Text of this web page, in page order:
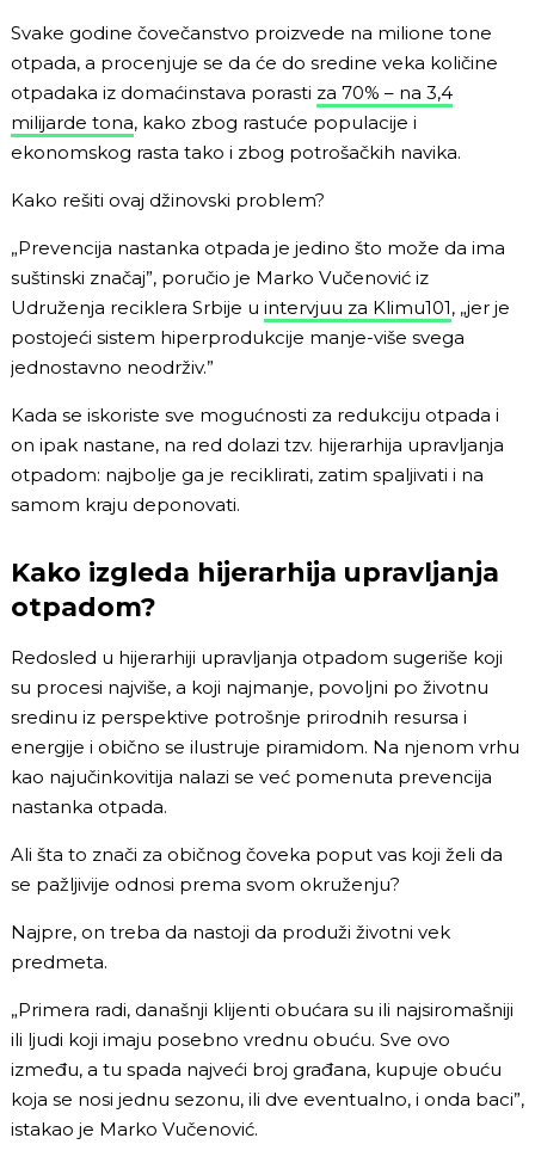
Svake godine čovečanstvo proizvede na milione tone
otpada, a procenjuje se da će do sredine veka količine
otpadaka iz domaćinstava porasti za 70% – na 3,4
milijarde tona, kako zbog rastuće populacije i
ekonomskog rasta tako i zbog potrošačkih navika.
Kako rešiti ovaj džinovski problem?
„Prevencija nastanka otpada je jedino što može da ima
suštinski značaj”, poručio je Marko Vučenović iz
Udruženja reciklera Srbije u intervjuu za Klimu101, „jer je
postojeći sistem hiperprodukcije manje-više svega
jednostavno neodrživ.”
Kada se iskoriste sve mogućnosti za redukciju otpada i
on ipak nastane, na red dolazi tzv. hijerarhija upravljanja
otpadom: najbolje ga je reciklirati, zatim spaljivati i na
samom kraju deponovati.
Kako izgleda hijerarhija upravljanja
otpadom?
Redosled u hijerarhiji upravljanja otpadom sugeriše koji
su procesi najviše, a koji najmanje, povoljni po životnu
sredinu iz perspektive potrošnje prirodnih resursa i
energije i obično se ilustruje piramidom. Na njenom vrhu
kao najučinkovitija nalazi se već pomenuta prevencija
nastanka otpada.
Ali šta to znači za običnog čoveka poput vas koji želi da
se pažljivije odnosi prema svom okruženju?
Najpre, on treba da nastoji da produži životni vek
predmeta.
„Primera radi, današnji klijenti obućara su ili najsiromašniji
ili ljudi koji imaju posebno vrednu obuću. Sve ovo
između, a tu spada najveći broj građana, kupuje obuću
koja se nosi jednu sezonu, ili dve eventualno, i onda baci”,
istakao je Marko Vučenović.